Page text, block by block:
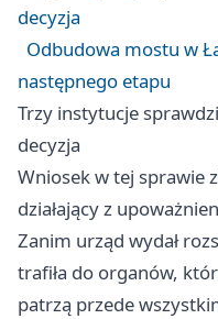
decyzja
Odbudowa mostu w
następnego etapu
Trzy instytucje
decyzja
Wniosek w tej sprawie
działający z
Zanim urząd wydał
trafiła do organów,
patrzą przede